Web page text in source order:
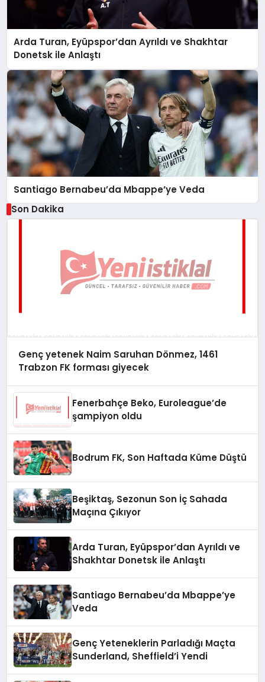
Arda Turan, Eyüpspor’dan Ayrıldı ve Shakhtar
Donetsk ile Anlaştı
Santiago Bernabeu’da Mbappe’ye Veda
Son Dakika
Genç yetenek Naim Saruhan Dönmez, 1461
Trabzon FK forması giyecek
Fenerbahçe Beko, Euroleague’de
şampiyon oldu
Bodrum FK, Son Haftada Küme Düştü
Beşiktaş, Sezonun Son İç Sahada
Maçına Çıkıyor
Arda Turan, Eyüpspor’dan Ayrıldı ve
Shakhtar Donetsk ile Anlaştı
Santiago Bernabeu’da Mbappe’ye
Veda
Genç Yeteneklerin Parladığı Maçta
Sunderland, Sheffield’i Yendi